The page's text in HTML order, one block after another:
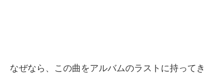
なぜなら、この曲をアルバムのラストに持ってき